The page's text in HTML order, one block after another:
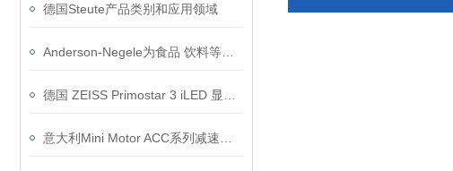
德国Steute产品类别和应用领域